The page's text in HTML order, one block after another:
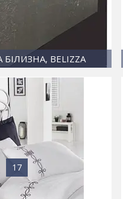
BELIZZA
17